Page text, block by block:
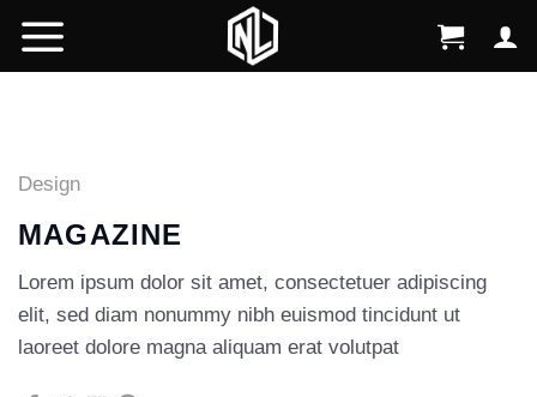
content
Design
MAGAZINE
Lorem ipsum dolor sit amet, consectetuer adipiscing
elit, sed diam nonummy nibh euismod tincidunt ut
laoreet dolore magna aliquam erat volutpat